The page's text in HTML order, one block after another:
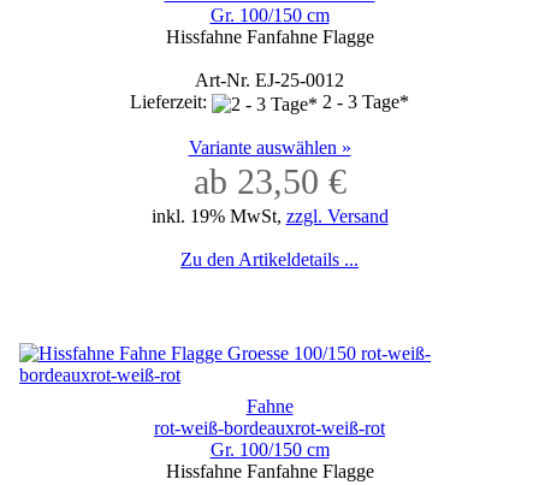
Gr. 100/150 cm
Hissfahne Fanfahne Flagge
Art-Nr. EJ-25-0012
Lieferzeit:
2 - 3 Tage*
Variante auswählen »
ab 23,50 €
inkl. 19% MwSt, zzgl. Versand
Zu den Artikeldetails ...
Fahne
rot-weiß-bordeauxrot-weiß-rot
Gr. 100/150 cm
Hissfahne Fanfahne Flagge